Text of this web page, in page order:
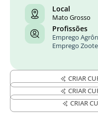
Local
Mato Grosso
Profissões
Emprego
Emprego
CRIAR
CRIAR
CRIAR